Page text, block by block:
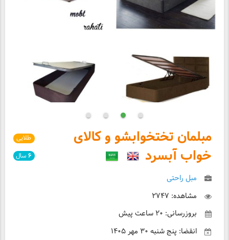
مبلمان تختخوابشو و کالای
خواب آبسرد
مبل راحتی
مشاهده: ۲۷۴۷
بروزرسانی: ۲۰ ساعت پیش
انقضا: پنج شنبه ۳۰ مهر ۱۴۰۵
طلایی
۶ سال